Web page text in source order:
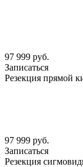
97 999 руб.
Записаться
Резекция прямой
97 999 руб.
Записаться
Резекция